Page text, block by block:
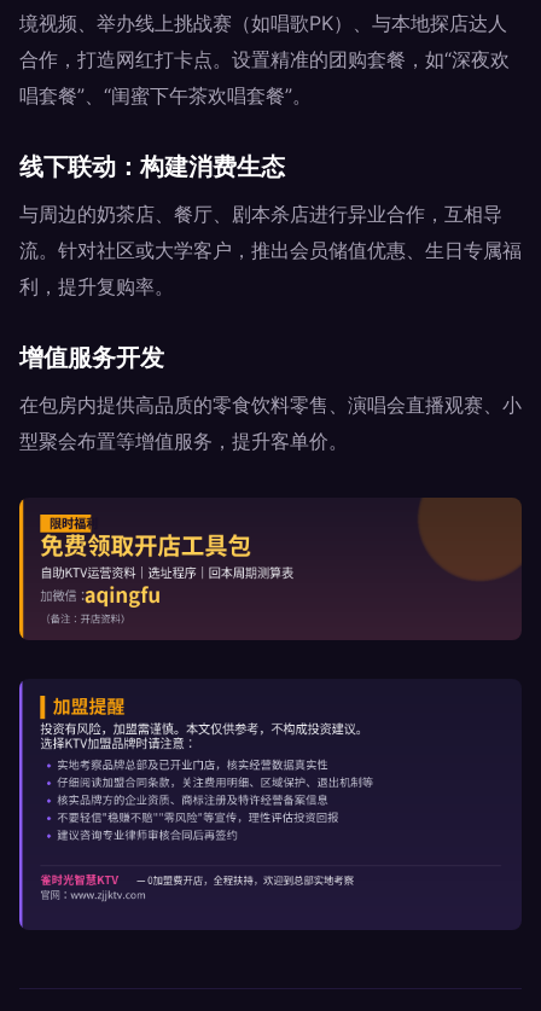
境视频、举办线上挑战赛（如唱歌PK）、与本地探店达人
合作，打造网红打卡点。设置精准的团购套餐，如“深夜欢
唱套餐”、“闺蜜下午茶欢唱套餐”。
线下联动：构建消费生态
与周边的奶茶店、餐厅、剧本杀店进行异业合作，互相导
流。针对社区或大学客户，推出会员储值优惠、生日专属福
利，提升复购率。
增值服务开发
在包房内提供高品质的零食饮料零售、演唱会直播观赛、小
型聚会布置等增值服务，提升客单价。